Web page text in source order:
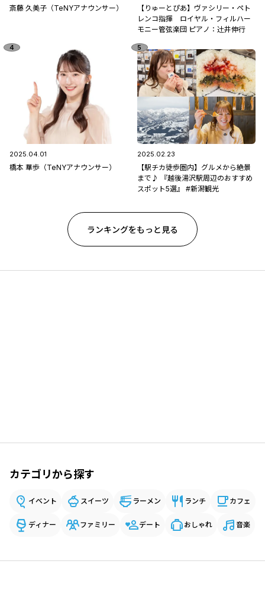
斎藤 久美子（TeNYアナウンサー）
【りゅーとぴあ】ヴァシリー・ペト
レンコ指揮 ロイヤル・フィルハー
モニー管弦楽団 ピアノ：辻󠄀井伸行
2025.04.01
橋本 華歩（TeNYアナウンサー）
2025.02.23
【駅チカ徒歩圏内】グルメから絶景
まで♪ 『越後湯沢駅周辺のおすすめ
スポット5選』 #新潟観光
ランキングをもっと見る
カテゴリから探す
イベント スイーツ ラーメン ランチ カフェ
ディナー ファミリー デート おしゃれ 音楽